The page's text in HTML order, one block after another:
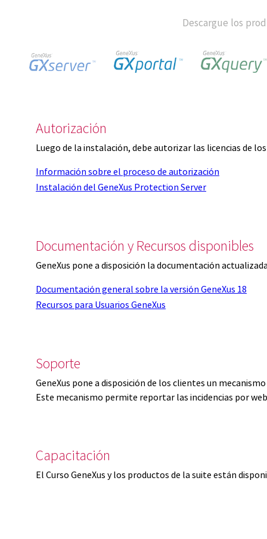
Descargue los
Autorización
Luego de la instalación, debe autorizar las licencias de
Información sobre el proceso de autorización
Instalación del GeneXus Protection Server
Documentación y Recursos disponibles
GeneXus pone a disposición la documentación
Documentación general sobre la versión GeneXus 18
Recursos para Usuarios GeneXus
Soporte
GeneXus pone a disposición de los clientes un
Este mecanismo permite reportar las incidencias por
Capacitación
El Curso GeneXus y los productos de la suite están